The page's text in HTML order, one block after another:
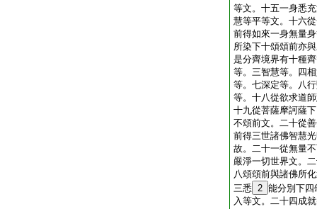
等文。十五一身悉
慧等平等文。十六
前得如來一身無量
所染下十頌頌前亦
是分齊境界有十種
等。三智慧等。四
等。七深定等。八
等。十八從欲求道
十九從菩薩摩訶薩
不頌前文。二十從
前得三世諸佛智慧
故。二十一從無量
嚴淨一切世界文。
八頌頌前與諸佛所
三悉 2 能分別下四
入等文。二十四成